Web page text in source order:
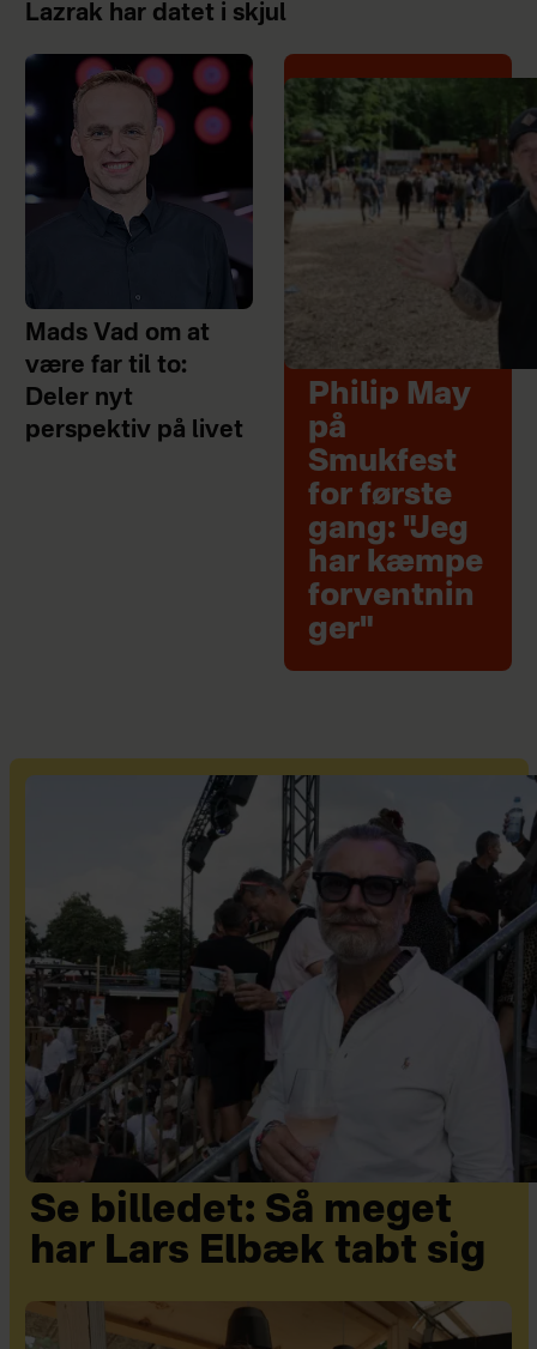
Lazrak har datet i skjul
Mads Vad om at
være far til to:
Deler nyt
perspektiv på livet
Philip May
på
Smukfest
for første
gang: "Jeg
har kæmpe
forventnin
ger"
Se billedet: Så meget
har Lars Elbæk tabt sig